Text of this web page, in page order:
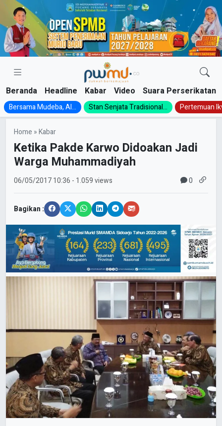
Skip
content
Beranda Headline Kabar Video Suara Perserikatan
Bersama Mudeba, Al... Stan Senjata Tradisional... Pertemuan
Home »Kabar
Ketika Pakde Karwo Didoakan Jadi
Warga Muhammadiyah
06/05/201710:36 - 1.059 views 0
Bagikan :